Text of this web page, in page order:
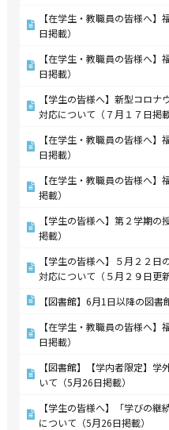
【在学生・教職員の皆様へ
日掲載）
【在学生・教職員の皆様へ
日掲載）
【学生の皆様へ】新型コロ
対応について（７月１７日掲載
【在学生・教職員の皆様へ
日掲載）
【在学生・教職員の皆様へ
掲載）
【学生の皆様へ】第２学期
掲載）
【学生の皆様へ】５月２２
対応について（５月２９日更新
【図書館】6月1日以降の図書
【在学生・教職員の皆様へ
日掲載）
【図書館】【学内者限定】
いて（5月26日掲載）
【学生の皆様へ】「学びの継
について（5月26日掲載）